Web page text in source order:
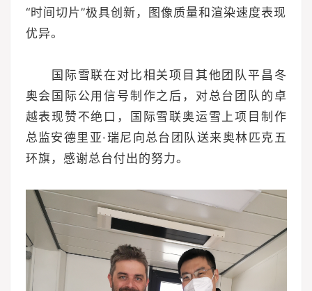
“时间切片”极具创新，图像质量和渲染速度表现
优异。
国际雪联在对比相关项目其他团队平昌冬
奥会国际公用信号制作之后，对总台团队的卓
越表现赞不绝口，国际雪联奥运雪上项目制作
总监安德里亚·瑞尼向总台团队送来奥林匹克五
环旗，感谢总台付出的努力。